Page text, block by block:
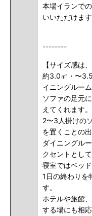
本場イランで
いいただけます
--------
【サイズ感は、
約3.0㎡・〜
イニングルー
ソファの足元
えてくれます。
2〜3人掛けの
を置くことの
ダイニングル
クセントとし
寝室ではベッ
1日の終わりを
す。
ホテルや旅館
する場にも相